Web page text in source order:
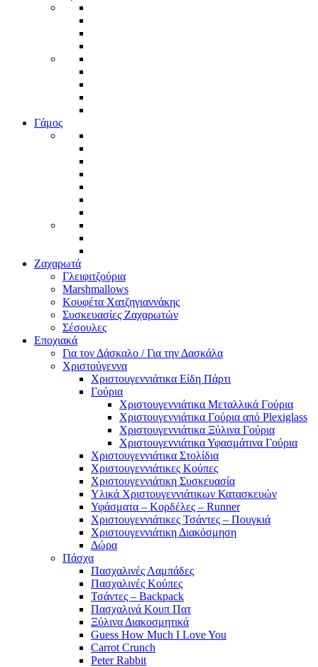
Γάμος
Ζαχαρωτά
Γλειφιτζούρια
Marshmallows
Κουφέτα Χατζηγιαννάκης
Συσκευασίες Ζαχαρωτών
Σέσουλες
Εποχιακά
Για τον Δάσκαλο / Για την Δασκάλα
Χριστούγεννα
Χριστουγεννιάτικα Είδη Πάρτι
Γούρια
Χριστουγεννιάτικα Μεταλλικά Γούρια
Χριστουγεννιάτικα Γούρια από Plexiglass
Χριστουγεννιάτικα Ξύλινα Γούρια
Χριστουγεννιάτικα Υφασμάτινα Γούρια
Χριστουγεννιάτικα Στολίδια
Χριστουγεννιάτικες Κούπες
Χριστουγεννιάτικη Συσκευασία
Υλικά Χριστουγεννιάτικων Κατασκευών
Υφάσματα – Κορδέλες – Runner
Χριστουγεννιάτικες Τσάντες – Πουγκιά
Χριστουγεννιάτικη Διακόσμηση
Δώρα
Πάσχα
Πασχαλινές Λαμπάδες
Πασχαλινές Κούπες
Τσάντες – Backpack
Πασχαλινά Κουπ Πατ
Ξύλινα Διακοσμητικά
Guess How Much I Love You
Carrot Crunch
Peter Rabbit